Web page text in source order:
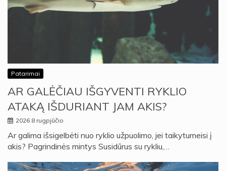
Patarimai
AR GALĖČIAU IŠGYVENTI RYKLIO
ATAKĄ IŠDURIANT JAM AKIS?
2026 8 rugpjūčio
Ar galima išsigelbėti nuo ryklio užpuolimo, jei taikytumeisi į
akis? Pagrindinės mintys Susidūrus su rykliu,…